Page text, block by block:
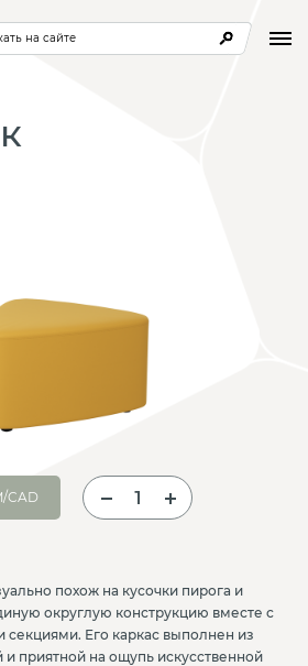
на сайте
CAD
похож на кусочки пирога и
округлую конструкцию вместе с
Его каркас выполнен из
и приятной на ощупь искусственной